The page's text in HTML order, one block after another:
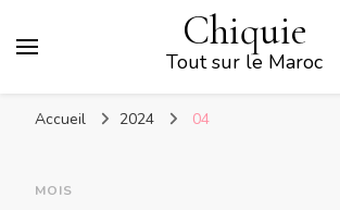
Chiquie
Tout sur le Maroc
Accueil 2024 04
MOIS